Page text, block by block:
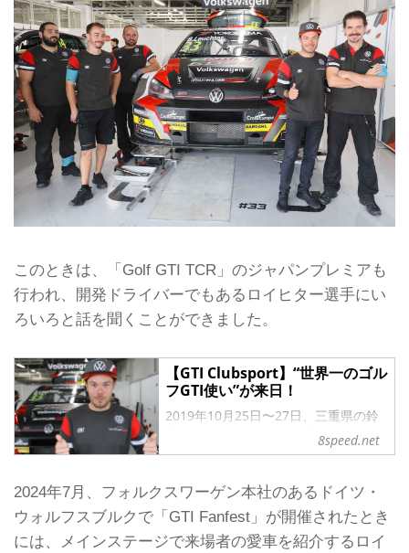
このときは、「Golf GTI TCR」のジャパンプレミアも
行われ、開発ドライバーでもあるロイヒター選手にい
ろいろと話を聞くことができました。
【GTI Clubsport】“世界一のゴル
フGTI使い”が来日！
2019年10月25日〜27日、三重県の鈴
鹿サーキットでWTCRが開催されまし
た。このレースに、4台のフォルクス
ー。33号車を操るのが、ベンヤミン・
ロイヒター選手です。
実はこのロイヒター選手、「ゴルフ
GTIクラブスポーツ S」（日本未導
8speed.net
2024年7月、フォルクスワーゲン本社のあるドイツ・
ウォルフスブルクで「GTI Fanfest」が開催されたとき
には、メインステージで来場者の愛車を紹介するロイ